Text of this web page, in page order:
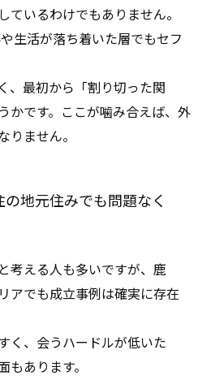
ているわけでもありません。
生活が落ち着いた層でもセフ
、最初から「割り切った関
かです。ここが噛み合えば、外
りません。
地元住みでも問題なく
考える人も多いですが、鹿
アでも成立事例は確実に存在
く、会うハードルが低いた
あります。